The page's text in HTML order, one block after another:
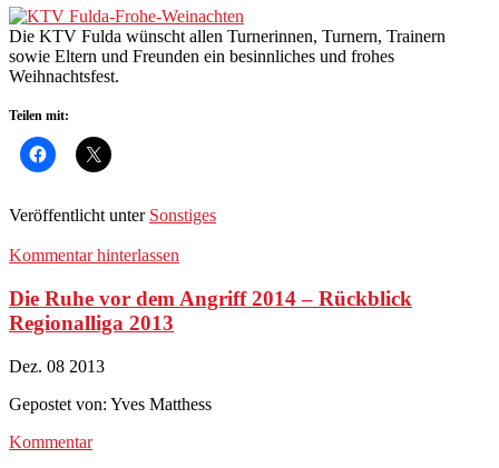
Die KTV Fulda wünscht allen Turnerinnen, Turnern, Trainern
sowie Eltern und Freunden ein besinnliches und frohes
Weihnachtsfest.
Teilen mit:
Veröffentlicht unter Sonstiges
Kommentar hinterlassen
Die Ruhe vor dem Angriff 2014 – Rückblick
Regionalliga 2013
Dez. 08 2013
Gepostet von: Yves Matthess
Kommentar